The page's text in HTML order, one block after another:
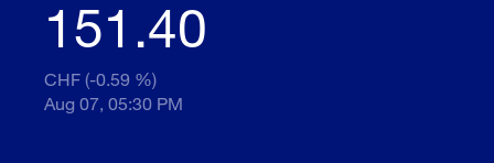
151.40
CHF (-0.59 %)
Aug 07, 05:30 PM